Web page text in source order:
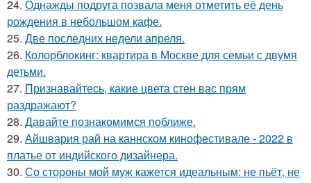
24. Однажды подруга позвала меня отметить её день
рождения в небольшом кафе.
25. Две последних недели апреля.
26. Колорблокинг: квартира в Москве для семьи с двумя
детьми.
27. Признавайтесь, какие цвета стен вас прям
раздражают?
28. Давайте познакомимся поближе.
29. Айшвария рай на каннском кинофестивале - 2022 в
платье от индийского дизайнера.
30. Со стороны мой муж кажется идеальным: не пьёт, не